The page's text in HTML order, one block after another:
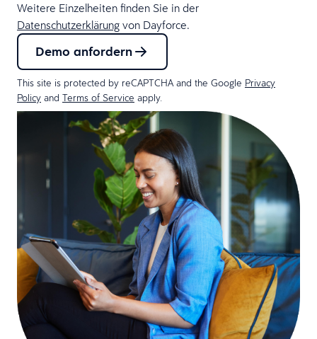
Weitere Einzelheiten finden Sie in der
Datenschutzerklärung von Dayforce.
Demo anfordern
This site is protected by reCAPTCHA and the Google Privacy
Policy and Terms of Service apply.